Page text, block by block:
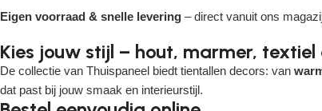
Eigen voorraad & snelle levering – direct vanuit ons
Kies jouw stijl – hout, marmer,
De collectie van Thuispaneel biedt tientallen decors: van
dat past bij jouw smaak en interieurstijl.